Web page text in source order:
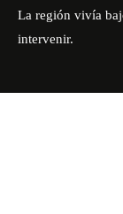
La región vivía
intervenir.